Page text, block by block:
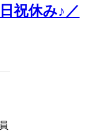
祝休み♪／